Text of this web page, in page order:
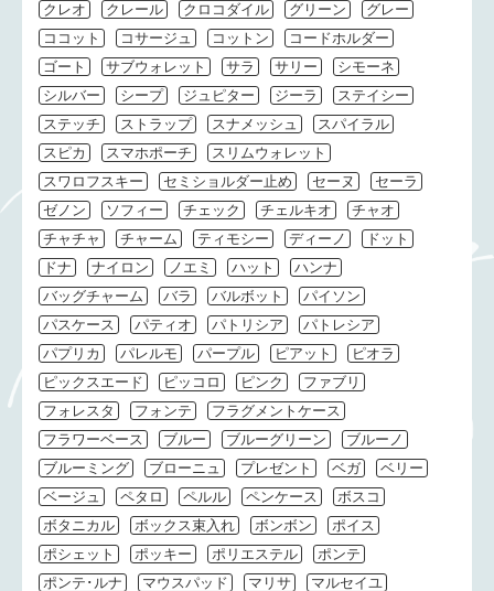
クレオ
クレール クロコダイル グリーン
グレー
ココット
コサージュ コットン
コードホルダー
ゴート
サブウォレット サラ サリー
シモーネ
シルバー
シープ ジュピター ジーラ
ステイシー
ステッチ
ストラップ スナメッシュ
スパイラル
スピカ
スマホポーチ
スリムウォレット
スワロフスキー
セミショルダー止め セーヌ
セーラ
ゼノン
ソフィー チェック チェルキオ
チャオ
チャチャ
チャーム ティモシー ディーノ
ドット
ドナ
ナイロン ノエミ ハット
ハンナ
バッグチャーム
バラ バルボット
パイソン
パスケース
パティオ パトリシア
パトレシア
パプリカ
パレルモ パープル ピアット
ピオラ
ピックスエード
ピッコロ ピンク
ファブリ
フォレスタ
フォンテ
フラグメントケース
フラワーベース
ブルー ブルーグリーン
ブルーノ
ブルーミング
ブローニュ プレゼント ベガ
ベリー
ベージュ
ペタロ ペルル ペンケース
ボスコ
ボタニカル
ボックス束入れ ボンボン
ポイス
ポシェット
ポッキー ポリエステル
ポンテ
ポンテ･ルナ
マウスパッド マリサ
マルセイユ